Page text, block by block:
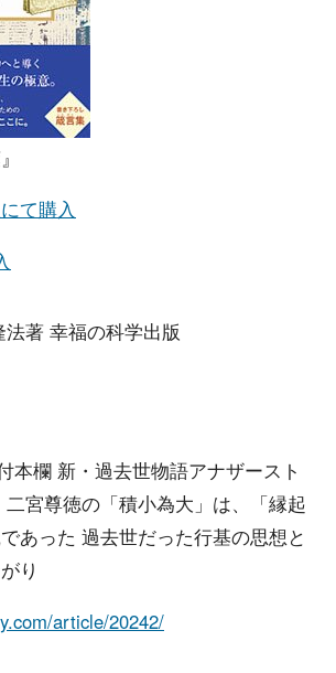
て購入
著 幸福の科学出版
本欄 新・過去世物語アナザースト
宮尊徳の「積小為大」は、「縁起
あった 過去世だった行基の思想と
り
article/20242/